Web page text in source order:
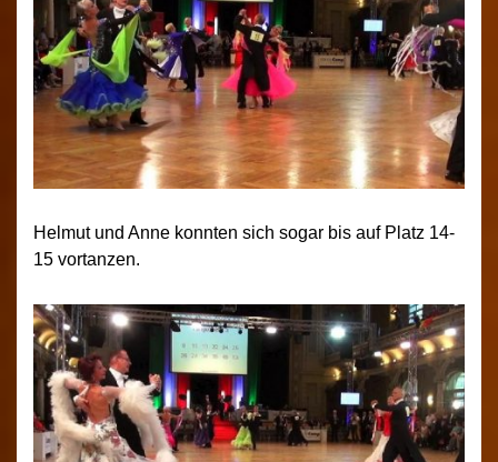
Helmut und Anne konnten sich sogar bis auf Platz 14-
15 vortanzen.